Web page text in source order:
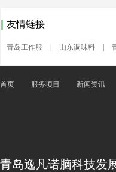
友情链接
青岛工作服 山东调味料
首页 服务项目 新闻资讯
青岛逸凡诺脑科技发